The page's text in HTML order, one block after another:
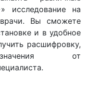
исследование на
Вы сможете
и в удобное
расшифровку,
от